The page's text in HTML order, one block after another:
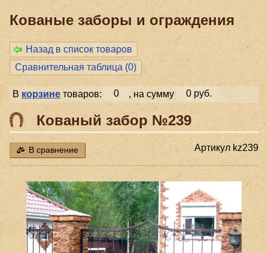
Кованые заборы и ог­ражде­ния
Назад в список товаров
Сравнительная таблица (0)
В корзинетоваров: 0 , на сумму 0 руб.
Кованый забор №239
В сравнение Артикул kz239